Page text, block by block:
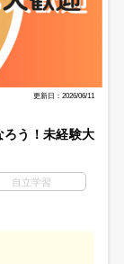
更新日：2026/06/11
う！未経験大
自立学習